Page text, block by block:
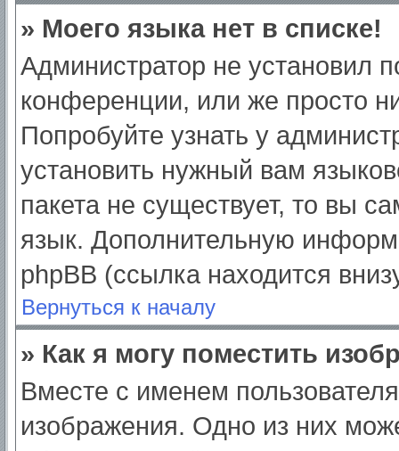
» Моего языка нет в списке!
Администратор не установил
конференции, или же просто
Попробуйте узнать у
установить нужный вам
пакета не существует, то вы
язык. Дополнительную
phpBB (ссылка находится
Вернуться к началу
» Как я могу поместить
Вместе с именем
изображения. Одно из них